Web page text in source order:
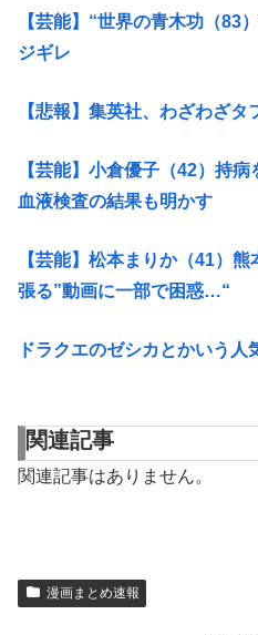
【芸能】“世界の青木功（
ジギレ
【悲報】集英社、わざわざ
【芸能】小倉優子（42）持
血液検査の結果も明かす
【芸能】松本まりか（41）
張る”動画に一部で困惑…“
ドラクエのゼシカとかいう人
関連記事
関連記事はありません。
漫画まとめ速報